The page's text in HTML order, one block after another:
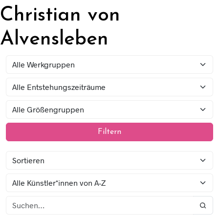
Christian von
Alvensleben
Filtern